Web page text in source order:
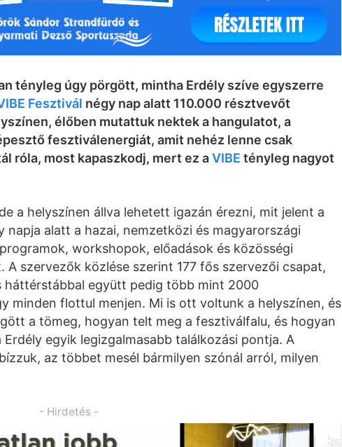
tényleg úgy pörgött, mintha Erdély szíve egyszerre
Fesztivál négy nap alatt 110.000 résztvevőt
élőben mutattuk nektek a hangulatot, a
fesztiválenergiát, amit nehéz lenne csak
róla, most kapaszkodj, mert ez aVIBE tényleg nagyot
a helyszínen állva lehetett igazán érezni, mit jelent a
napja alatt a hazai, nemzetközi és magyarországi
workshopok, előadások és közösségi
szervezők közlése szerint 177 fős szervezői csapat,
háttérstábbal együtt pedig több mint 2000
minden flottul menjen. Mi is ott voltunk a helyszínen, és
a tömeg, hogyan telt meg a fesztiválfalu, és hogyan
egyik legizgalmasabb találkozási pontja. A
az többet mesél bármilyen szónál arról, milyen
- Hirdetés -